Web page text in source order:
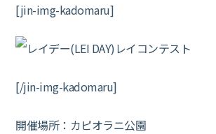
[jin-img-kadomaru]
[/jin-img-kadomaru]
開催場所：カピオラニ公園